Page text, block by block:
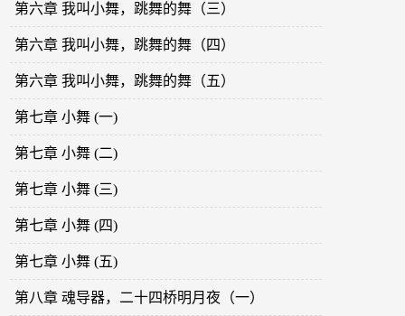
第六章 我叫小舞，跳舞的舞（三）
第六章 我叫小舞，跳舞的舞（四）
第六章 我叫小舞，跳舞的舞（五）
第七章 小舞 (一)
第七章 小舞 (二)
第七章 小舞 (三)
第七章 小舞 (四)
第七章 小舞 (五)
第八章 魂导器，二十四桥明月夜（一）